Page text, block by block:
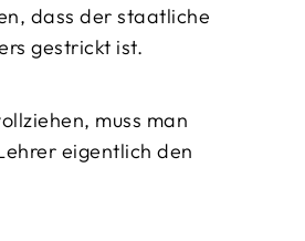
dass der staatliche
gestrickt ist.
muss man
eigentlich den